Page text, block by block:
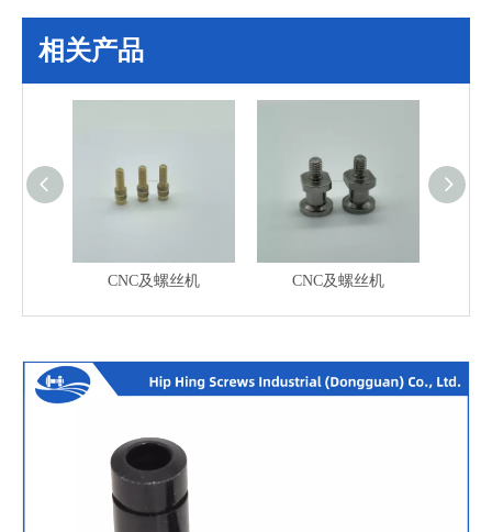
相关产品
CNC及螺丝机 CNC及螺丝机